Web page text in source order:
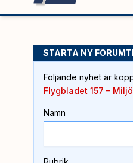
STARTA NY
Följande nyhet är
Flygbladet 157 –
Namn